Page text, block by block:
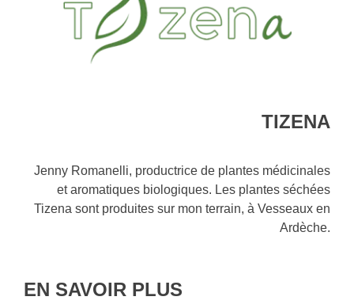
TIZENA
Jenny Romanelli, productrice de plantes médicinales
et aromatiques biologiques. Les plantes séchées